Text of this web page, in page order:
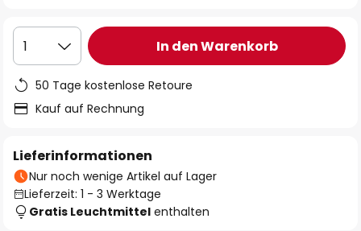
1 In den Warenkorb
50 Tage kostenlose Retoure
Kauf auf Rechnung
Lieferinformationen
Nur noch wenige Artikel auf Lager
Lieferzeit: 1 - 3 Werktage
Gratis Leuchtmittel enthalten